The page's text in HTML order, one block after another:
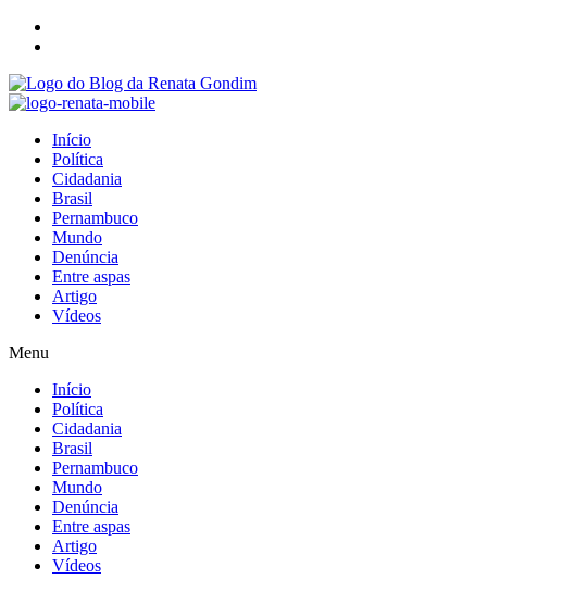
Início
Política
Cidadania
Brasil
Pernambuco
Mundo
Denúncia
Entre aspas
Artigo
Vídeos
Menu
Início
Política
Cidadania
Brasil
Pernambuco
Mundo
Denúncia
Entre aspas
Artigo
Vídeos